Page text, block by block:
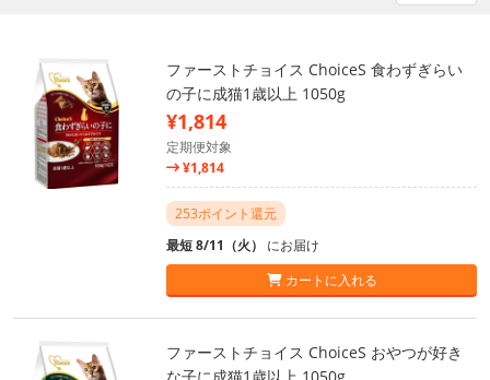
ファーストチョイス ChoiceS 食わずぎらい
の子に成猫1歳以上 1050g
¥1,814
定期便対象
¥1,814
253ポイント還元
最短 8/11（火） にお届け
カートに入れる
ファーストチョイス ChoiceS おやつが好き